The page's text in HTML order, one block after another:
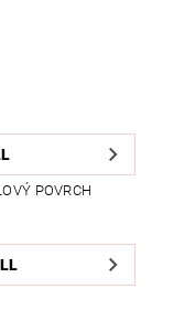
POVRCH